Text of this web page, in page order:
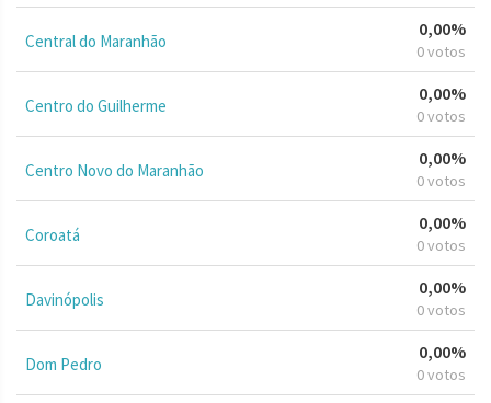
Central do Maranhão
0,00%
0 votos
Centro do Guilherme
0,00%
0 votos
Centro Novo do Maranhão
0,00%
0 votos
Coroatá
0,00%
0 votos
Davinópolis
0,00%
0 votos
Dom Pedro
0,00%
0 votos